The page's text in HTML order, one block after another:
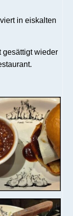
in eiskalten
gesättigt wieder